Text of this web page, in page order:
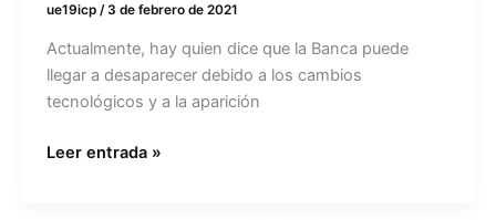
ue19icp / 3 de febrero de 2021
Actualmente, hay quien dice que la Banca puede
llegar a desaparecer debido a los cambios
tecnológicos y a la aparición
Leer entrada »